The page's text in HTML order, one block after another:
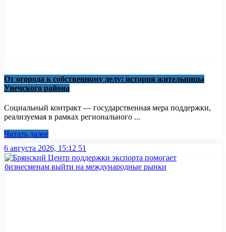
От огорода к собственному делу: история жительницы
Унечского района
Социальный контракт — государственная мера поддержки,
реализуемая в рамках регионального ...
Читать далее
6 августа 2026, 15:12 51